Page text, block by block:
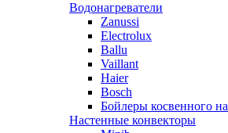
Водонагреватели
Zanussi
Electrolux
Ballu
Vaillant
Haier
Bosch
Бойлеры косвенного
Настенные конвекторы